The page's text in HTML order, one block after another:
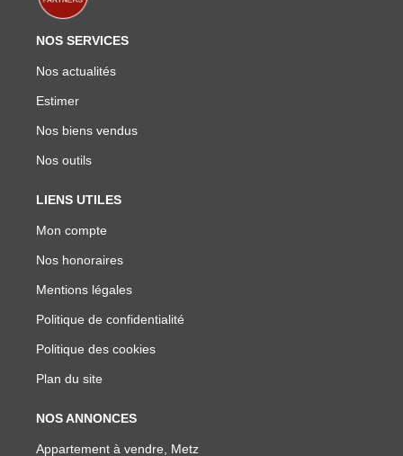
NOS SERVICES
Nos actualités
Estimer
Nos biens vendus
Nos outils
LIENS UTILES
Mon compte
Nos honoraires
Mentions légales
Politique de confidentialité
Politique des cookies
Plan du site
NOS ANNONCES
Appartement à vendre, Metz